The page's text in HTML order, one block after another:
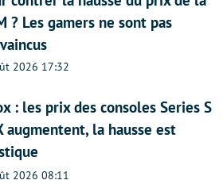
? Les gamers ne sont pas
2026 17:32
: les prix des consoles Series S
augmentent, la hausse est
2026 08:11